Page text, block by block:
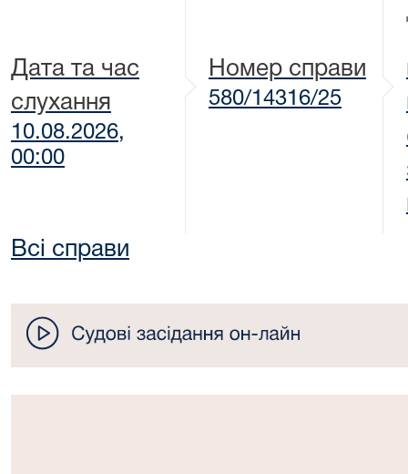
Дата та час
слухання
10.08.2026,
00:00
Номер справи
580/14316/25
Всі справи